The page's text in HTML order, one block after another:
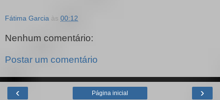
Fátima Garcia às 00:12
Nenhum comentário:
Postar um comentário
‹ ›
Página inicial